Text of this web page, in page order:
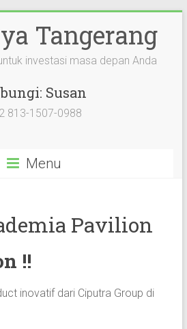
Tangerang
investasi masa depan Anda
Susan
813-1507-0988
Menu
Pavilion
!!
inovatif dari Ciputra Group di